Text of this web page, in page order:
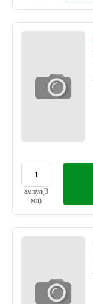
ампул(3
мл)